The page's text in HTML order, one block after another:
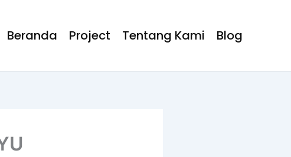
Beranda Project Tentang Kami Blog